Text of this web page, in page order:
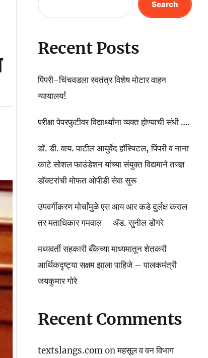
Search
Recent Posts
पिंपरी-चिंचवडला स्वतंत्र विशेष मोटार वाहन
न्यायालय!
परीक्षा पेपरफुटीवर विद्यार्थ्यांना व्यक्त होण्याची संधी ….
डॉ. डी. वाय. पाटील आयुर्वेद हॉस्पिटल, पिंपरी व नाना
काटे सोशल फाउंडेशन यांच्या संयुक्त विद्यमाने तज्ज्ञ
डॉक्टरांची मोफत ओपीडी सेवा सुरू
उपवर्गीकरण मोर्चांमुळे एस आय आर कडे दुर्लक्ष कराल
तर मताधिकार गमवाल – ॲड. सुनील डोंगरे
मध्यवर्ती सहकारी बँकेच्या माध्यमातून शेतकरी
आर्थिकदृष्ट्या सक्षम झाला पाहिजे – पालकमंत्री
जयकुमार गोरे
Recent Comments
textslangs.comonमहसूल व वन विभाग